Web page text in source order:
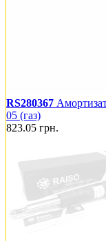
RS280367
05 (газ)
823.05 грн.